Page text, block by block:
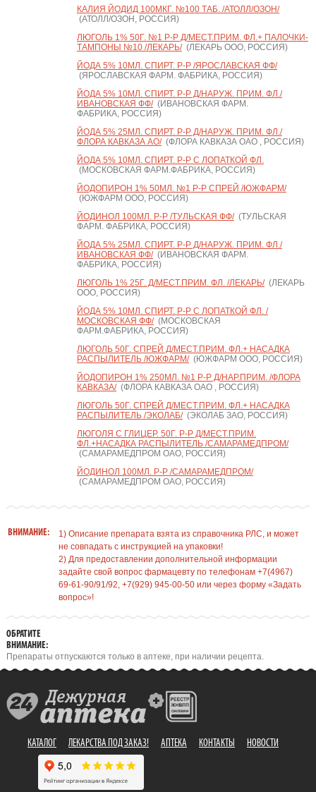
КАЛИЯ ЙОДИД 100МКГ. №100 ТАБ. /АТОЛЛ/ОЗОН/
(АТОЛЛ/ОЗОН, РОССИЯ)
ЛЮГОЛЬ 1% 50Г. №1 Р-Р Д/МЕСТ.ПРИМ. ФЛ.+ ПАЛОЧКИ-
ТАМПОНЫ №10 /ЛЕКАРЬ/(ЛЕКАРЬ ООО, РОССИЯ)
ЙОДА 5% 10МЛ. СПИРТ. Р-Р /ЯРОСЛАВСКАЯ ФФ/
(ЯРОСЛАВСКАЯ ФАРМ. ФАБРИКА, РОССИЯ)
ЙОДА 5% 10МЛ. СПИРТ. Р-Р Д/НАРУЖ. ПРИМ. ФЛ./
ИВАНОВСКАЯ ФФ/(ИВАНОВСКАЯ ФАРМ.
ФАБРИКА, РОССИЯ)
ЙОДА 5% 25МЛ. СПИРТ. Р-Р Д/НАРУЖ. ПРИМ. ФЛ./
ФЛОРА КАВКАЗА АО/(ФЛОРА КАВКАЗА ОАО , РОССИЯ)
ЙОДА 5% 10МЛ. СПИРТ. Р-Р С ЛОПАТКОЙ ФЛ.
(МОСКОВСКАЯ ФАРМ.ФАБРИКА, РОССИЯ)
ЙОДОПИРОН 1% 50МЛ. №1 Р-Р СПРЕЙ /ЮЖФАРМ/
(ЮЖФАРМ ООО, РОССИЯ)
ЙОДИНОЛ 100МЛ. Р-Р /ТУЛЬСКАЯ ФФ/(ТУЛЬСКАЯ
ФАРМ. ФАБРИКА, РОССИЯ)
ЙОДА 5% 25МЛ. СПИРТ. Р-Р Д/НАРУЖ. ПРИМ. ФЛ./
ИВАНОВСКАЯ ФФ/(ИВАНОВСКАЯ ФАРМ.
ФАБРИКА, РОССИЯ)
ЛЮГОЛЬ 1% 25Г. Д/МЕСТ.ПРИМ. ФЛ. /ЛЕКАРЬ/(ЛЕКАРЬ
ООО, РОССИЯ)
ЙОДА 5% 10МЛ. СПИРТ. Р-Р С ЛОПАТКОЙ ФЛ. /
МОСКОВСКАЯ ФФ/(МОСКОВСКАЯ
ФАРМ.ФАБРИКА, РОССИЯ)
ЛЮГОЛЬ 50Г. СПРЕЙ Д/МЕСТ.ПРИМ. ФЛ.+ НАСАДКА
РАСПЫЛИТЕЛЬ /ЮЖФАРМ/(ЮЖФАРМ ООО, РОССИЯ)
ЙОДОПИРОН 1% 250МЛ. №1 Р-Р Д/НАР.ПРИМ. /ФЛОРА
КАВКАЗА/(ФЛОРА КАВКАЗА ОАО , РОССИЯ)
ЛЮГОЛЬ 50Г. СПРЕЙ Д/МЕСТ.ПРИМ. ФЛ.+ НАСАДКА
РАСПЫЛИТЕЛЬ /ЭКОЛАБ/(ЭКОЛАБ ЗАО, РОССИЯ)
ЛЮГОЛЯ С ГЛИЦЕР. 50Г. Р-Р Д/МЕСТ.ПРИМ.
ФЛ.+НАСАДКА РАСПЫЛИТЕЛЬ /САМАРАМЕДПРОМ/
(САМАРАМЕДПРОМ ОАО, РОССИЯ)
ЙОДИНОЛ 100МЛ. Р-Р /САМАРАМЕДПРОМ/
(САМАРАМЕДПРОМ ОАО, РОССИЯ)
ВНИМАНИЕ:
1) Описание препарата взята из справочника РЛС, и может
не совпадать с инструкцией на упаковки!
2) Для предоставлении дополнительной информации
задайте свой вопрос фармацевту по телефонам +7(4967)
69-61-90/91/92, +7(929) 945-00-50 или через форму «Задать
вопрос»!
ОБРАТИТЕ
ВНИМАНИЕ:
Препараты отпускаются только в аптеке, при наличии рецепта.
КАТАЛОГ ЛЕКАРСТВА ПОД ЗАКАЗ! АПТЕКА КОНТАКТЫ НОВОСТИ